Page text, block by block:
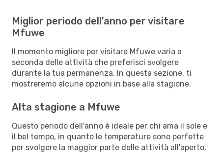
Miglior periodo dell'anno per visitare
Mfuwe
Il momento migliore per visitare Mfuwe varia a
seconda delle attività che preferisci svolgere
durante la tua permanenza. In questa sezione, ti
mostreremo alcune opzioni in base alla stagione.
Alta stagione a Mfuwe
Questo periodo dell'anno è ideale per chi ama il sole e
il bel tempo, in quanto le temperature sono perfette
per svolgere la maggior parte delle attività all'aperto,